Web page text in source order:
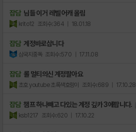
잡담 님들 이거 레벨 어캐 올림
krito12 조회수:364 | 18.01.18
잡담 계정바로삽니다
삼국지중독 조회수:570 | 17.11.08
잡담 롤 멀티의신 계정팔아요
초호 youtube 초록색호랑이 조회수:689 | 17.10.28
잡담 챔프 하나빼고 다있는 계정 깊카 3에팝니다.
ksb1217 조회수:620 | 17.10.22